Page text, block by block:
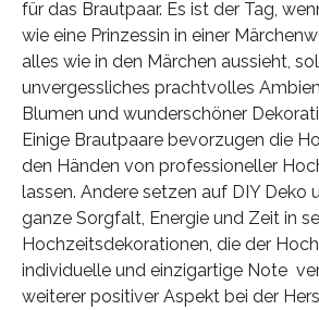
für das Brautpaar. Es ist der Tag,
wie eine Prinzessin in einer
alles wie in den Märchen aussieht,
unvergessliches prachtvolles
Blumen und wunderschöner
Einige Brautpaare bevorzugen die
den Händen von professioneller
lassen. Andere setzen auf DIY Deko
ganze Sorgfalt, Energie und Zeit in
Hochzeitsdekorationen, die der
individuelle und einzigartige Note
weiterer positiver Aspekt bei der